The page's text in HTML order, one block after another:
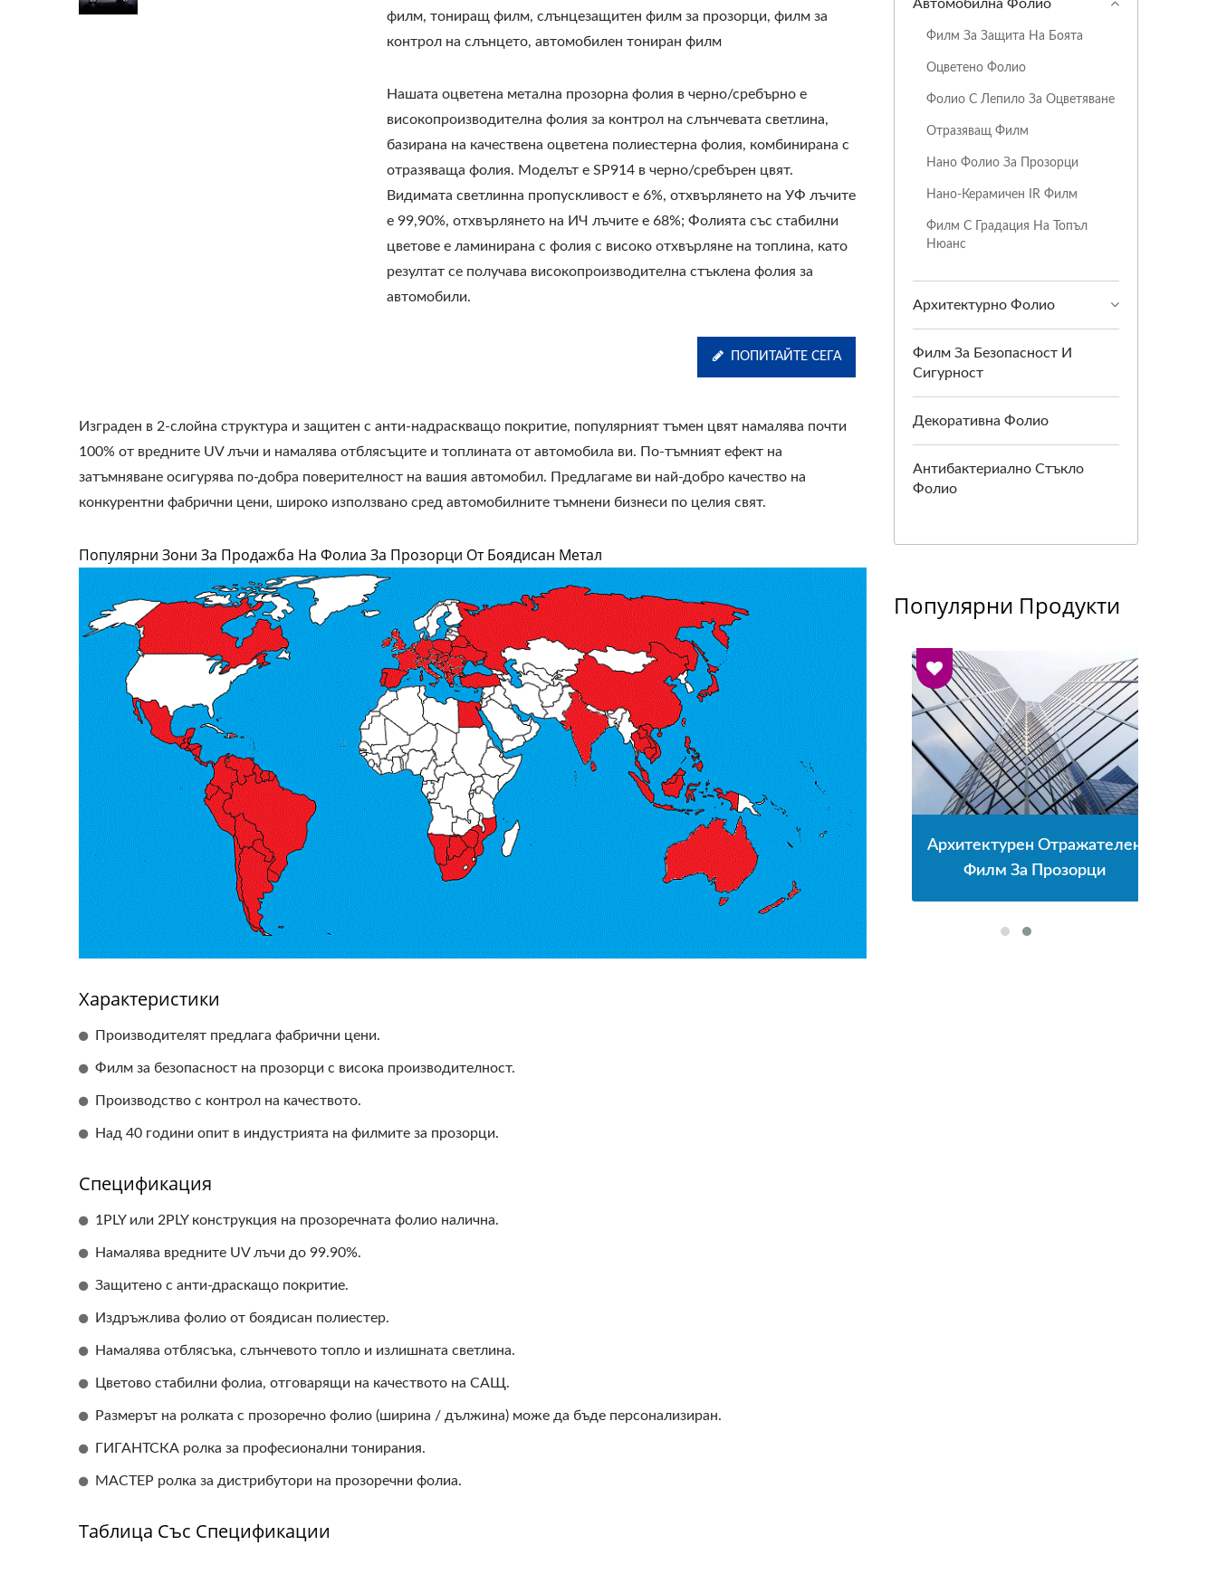
филм, тониращ филм, слънцезащитен филм за прозорци, филм за
контрол на слънцето, автомобилен тониран филм
Нашата оцветена метална прозорна фолия в черно/сребърно е
високопроизводителна фолия за контрол на слънчевата светлина,
базирана на качествена оцветена полиестерна фолия, комбинирана с
отразяваща фолия. Моделът е SP914 в черно/сребърен цвят.
Видимата светлинна пропускливост е 6%, отхвърлянето на УФ лъчите
е 99,90%, отхвърлянето на ИЧ лъчите е 68%; Фолията със стабилни
цветове е ламинирана с фолия с високо отхвърляне на топлина, като
резултат се получава високопроизводителна стъклена фолия за
автомобили.
ПОПИТАЙТЕ СЕГА
Изграден в 2-слойна структура и защитен с анти-надраскващо покритие, популярният тъмен цвят намалява почти
100% от вредните UV лъчи и намалява отблясъците и топлината от автомобила ви. По-тъмният ефект на
затъмняване осигурява по-добра поверителност на вашия автомобил. Предлагаме ви най-добро качество на
конкурентни фабрични цени, широко използвано сред автомобилните тъмнени бизнеси по целия свят.
Популярни Зони За Продажба На Фолиа За Прозорци От Боядисан Метал
Характеристики
Производителят предлага фабрични цени.
Филм за безопасност на прозорци с висока производителност.
Производство с контрол на качеството.
Над 40 години опит в индустрията на филмите за прозорци.
Спецификация
1PLY или 2PLY конструкция на прозоречната фолио налична.
Намалява вредните UV лъчи до 99.90%.
Защитено с анти-драскащо покритие.
Издръжлива фолио от боядисан полиестер.
Намалява отблясъка, слънчевото топло и излишната светлина.
Цветово стабилни фолиа, отговарящи на качеството на САЩ.
Размерът на ролката с прозоречно фолио (ширина / дължина) може да бъде персонализиран.
ГИГАНТСКА ролка за професионални тонирания.
МАСТЕР ролка за дистрибутори на прозоречни фолиа.
Таблица Със Спецификации
Автомобилна Фолио
Филм За Защита На Боята
Оцветено Фолио
Фолио С Лепило За Оцветяване
Отразяващ Филм
Нано Фолио За Прозорци
Нано-Керамичен IR Филм
Филм С Градация На Топъл
Нюанс
Архитектурно Фолио
Филм За Безопасност И
Сигурност
Декоративна Фолио
Антибактериално Стъкло
Фолио
Популярни Продукти
Филм За Безопасност И
Сигурност За Прозорци
Архитектурен Отражателен
Филм За Прозорци
Филм За Безопасност И
Сигурност За Прозорци
Архитектурен Отражателен
Филм За Прозорци